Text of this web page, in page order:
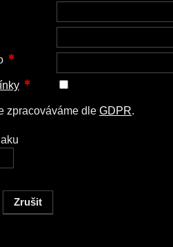
zpracováváme dle GDPR.